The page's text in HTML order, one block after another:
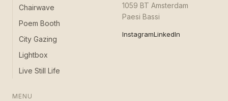
Chairwave
Poem Booth
City Gazing
Lightbox
Live Still Life
MENU
1059 BT Amsterdam
Paesi Bassi
InstagramLinkedIn